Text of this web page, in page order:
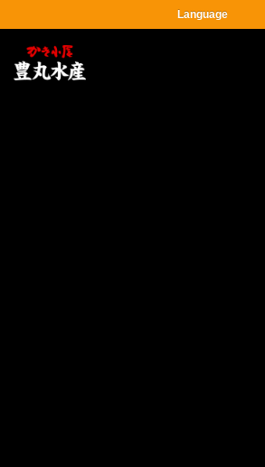
Language